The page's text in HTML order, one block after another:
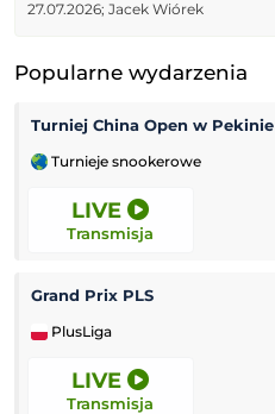
27.07.2026; Jacek Wiórek
Popularne wydarzenia
Turniej China Open w Pekinie
Turnieje snookerowe
LIVE
Transmisja
Grand Prix PLS
PlusLiga
LIVE
Transmisja